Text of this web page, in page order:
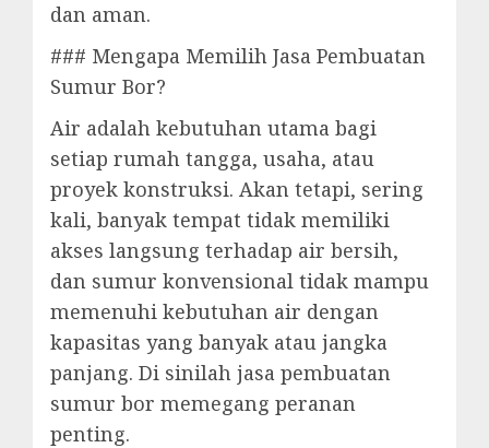
dan aman.
### Mengapa Memilih Jasa Pembuatan
Sumur Bor?
Air adalah kebutuhan utama bagi
setiap rumah tangga, usaha, atau
proyek konstruksi. Akan tetapi, sering
kali, banyak tempat tidak memiliki
akses langsung terhadap air bersih,
dan sumur konvensional tidak mampu
memenuhi kebutuhan air dengan
kapasitas yang banyak atau jangka
panjang. Di sinilah jasa pembuatan
sumur bor memegang peranan
penting.